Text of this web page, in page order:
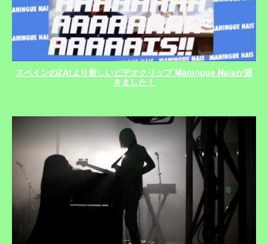
スペインのZA!より新しいビデオクリップ Maningue Naisが届
きました！